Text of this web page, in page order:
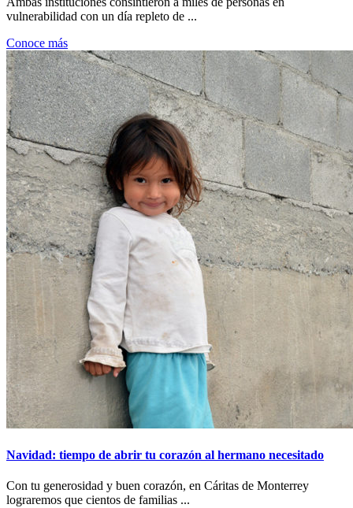
vulnerabilidad con un día repleto de ...
Conoce más
Navidad: tiempo de abrir tu corazón al hermano necesitado
Con tu generosidad y buen corazón, en Cáritas de Monterrey
lograremos que cientos de familias ...